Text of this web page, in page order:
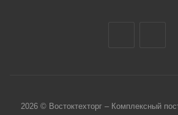
2026 © Востоктехторг – Комплексный